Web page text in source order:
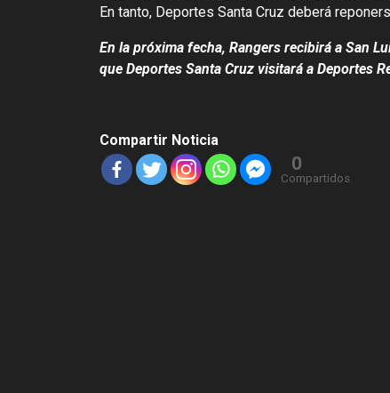
En tanto, Deportes Santa Cruz deberá
En la próxima fecha, Rangers recibirá a San
que Deportes Santa Cruz visitará a Deportes
Compartir Noticia
0
Compartidos